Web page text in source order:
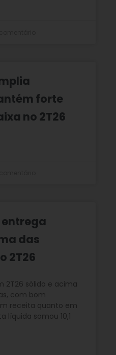
forte
no 2T26
entrega
das
2T26
2T26 sólido e acima
com bom
receita quanto em
líquida somou 10,1